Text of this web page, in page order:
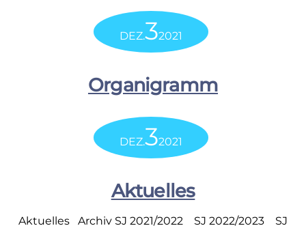
DEZ.32021
Organigramm
DEZ.32021
Aktuelles
Aktuelles Archiv SJ 2021/2022 SJ 2022/2023 SJ